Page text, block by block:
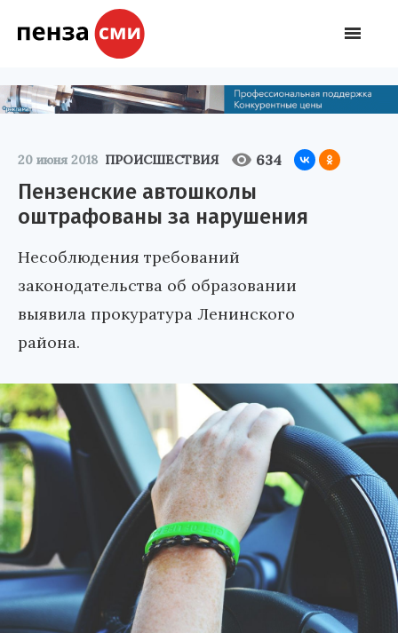
20 июня 2018 ПРОИСШЕСТВИЯ 634
Пензенские автошколы
оштрафованы за нарушения
Несоблюдения требований
законодательства об образовании
выявила прокуратура Ленинского
района.